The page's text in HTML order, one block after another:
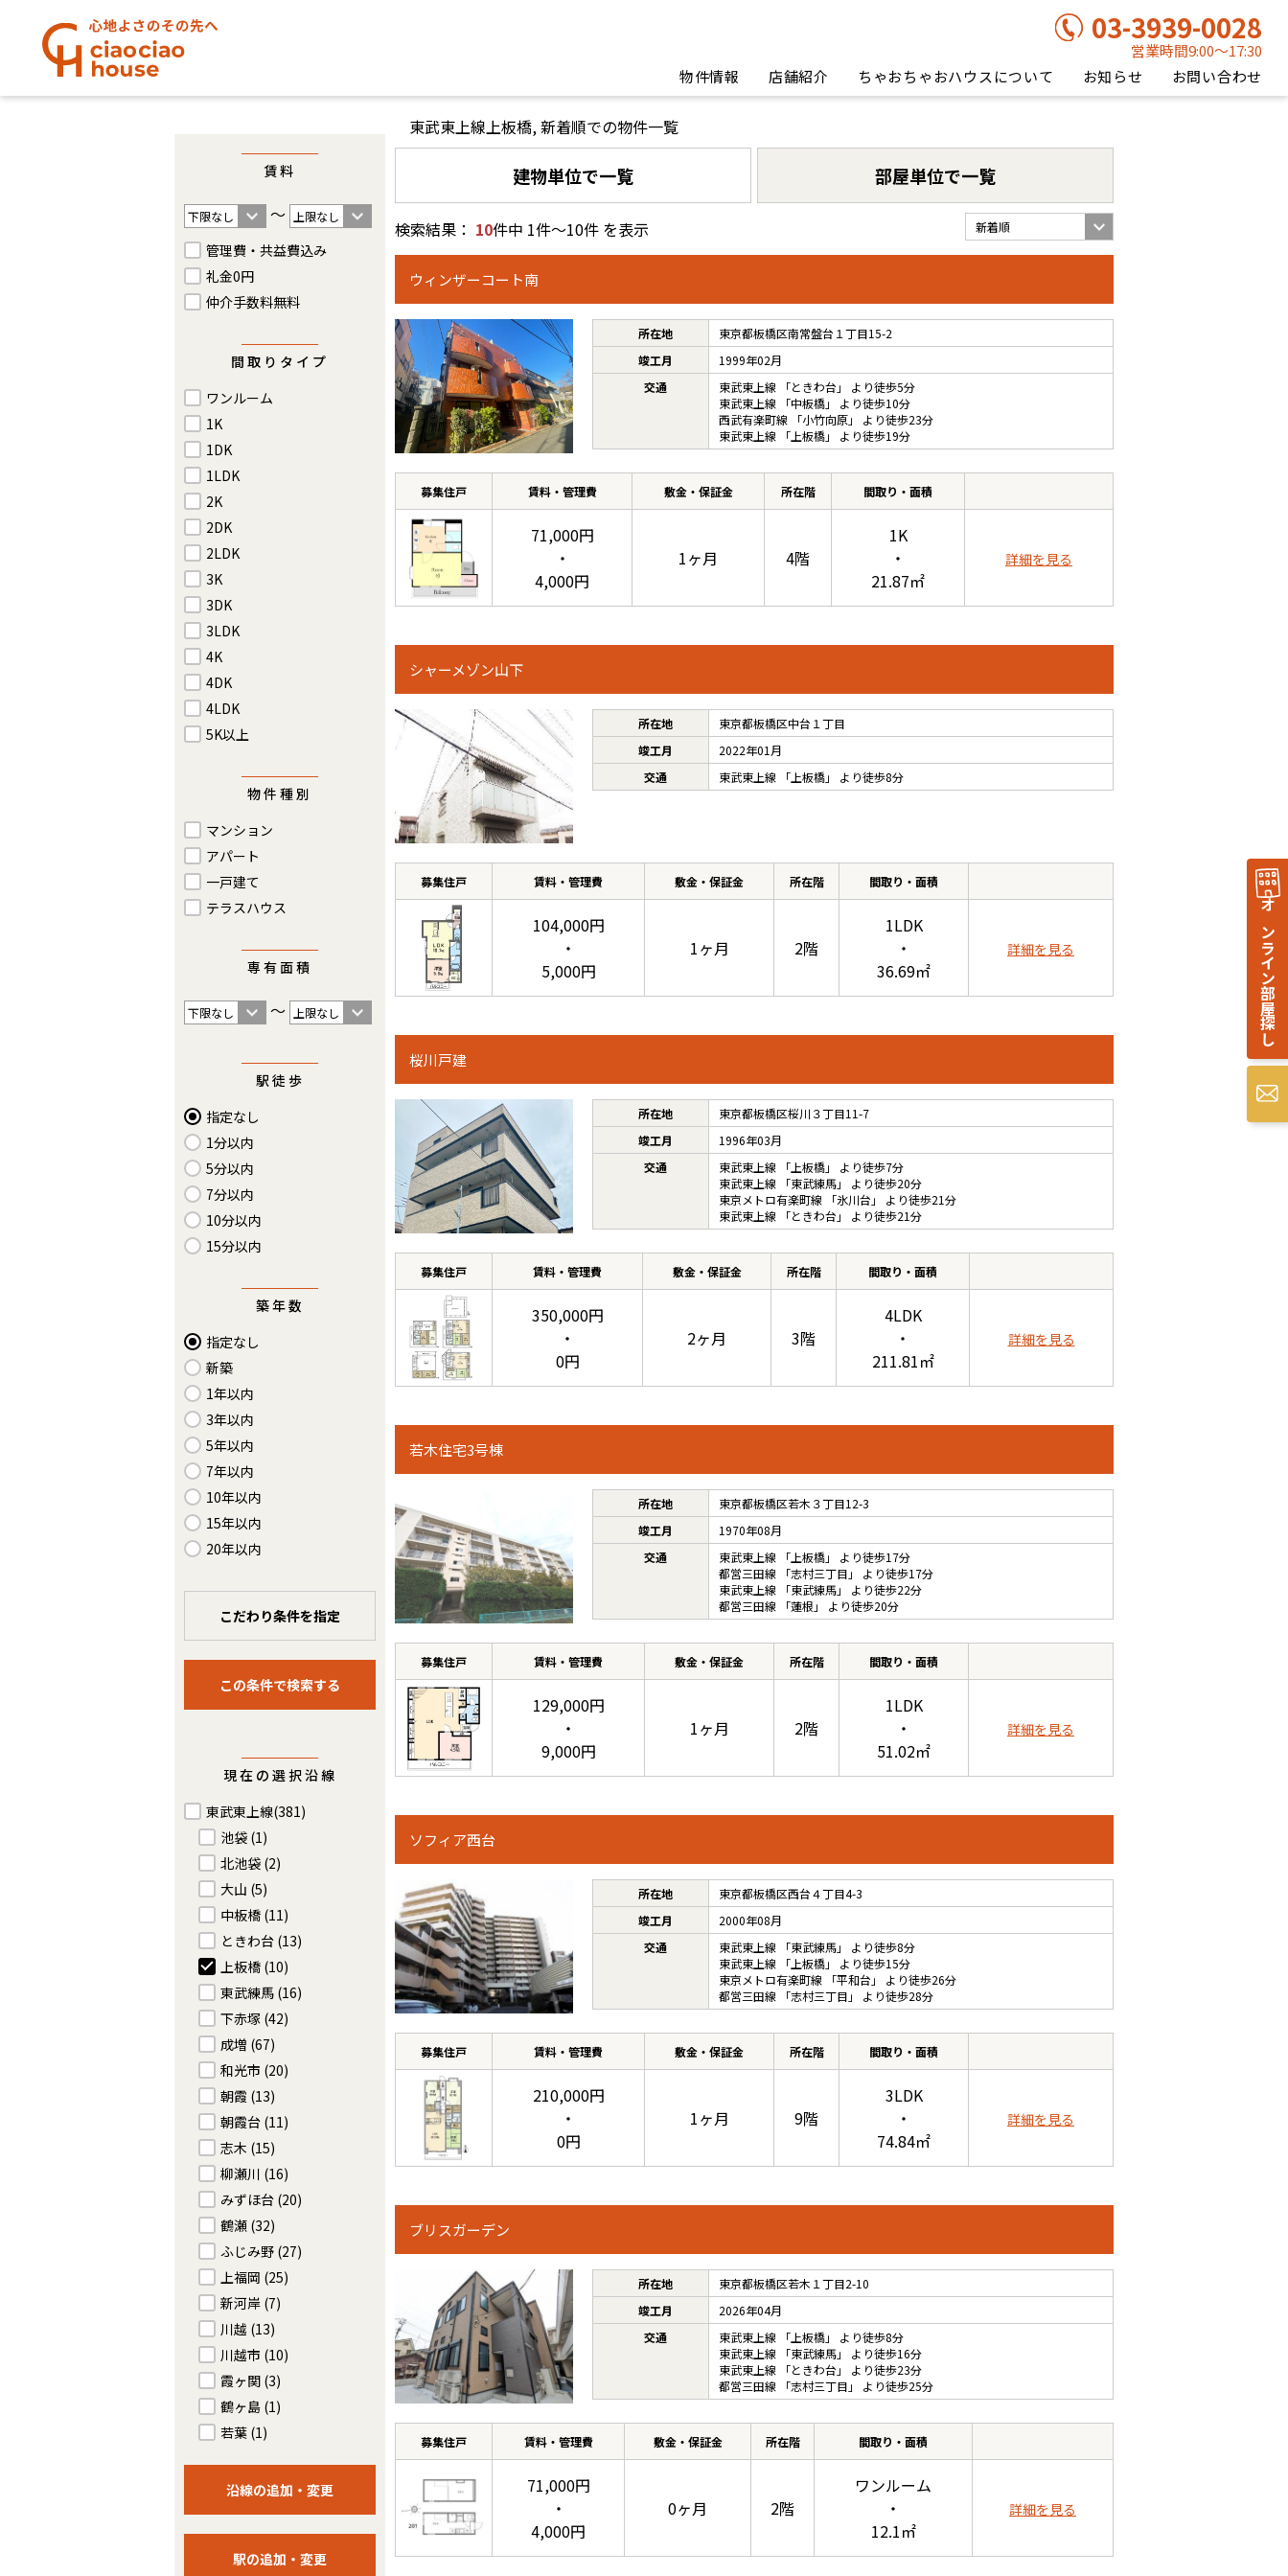
03-3939-0028
営業時間9:00〜17:30
物件情報
店舗紹介 ちゃおちゃおハウスについて お知らせ お問い合わせ
賃料
〜
管理費・共益費込み
礼金0円
仲介手数料無料
間取りタイプ
ワンルーム
1K
1DK
1LDK
2K
2DK
2LDK
3K
3DK
3LDK
4K
4DK
4LDK
5K以上
物件種別
マンション
アパート
一戸建て
テラスハウス
専有面積
〜
駅徒歩
指定なし
1分以内
5分以内
7分以内
10分以内
15分以内
築年数
指定なし
新築
1年以内
3年以内
5年以内
7年以内
10年以内
15年以内
20年以内
こだわり条件を指定
現在の選択沿線
東武東上線(381)
池袋 (1)
北池袋 (2)
大山 (5)
中板橋 (11)
ときわ台 (13)
上板橋 (10)
東武練馬 (16)
下赤塚 (42)
成増 (67)
和光市 (20)
朝霞 (13)
朝霞台 (11)
志木 (15)
柳瀬川 (16)
みずほ台 (20)
鶴瀬 (32)
ふじみ野 (27)
上福岡 (25)
新河岸 (7)
川越 (13)
川越市 (10)
霞ヶ関 (3)
鶴ヶ島 (1)
若葉 (1)
東武東上線上板橋, 新着順での物件一覧
建物単位で一覧 部屋単位で一覧
検索結果： 10件中 1件～10件 を表示
ウィンザーコート南
所在地
東京都板橋区南常盤台１丁目15-2
竣工月
1999年02月
交通
東武東上線 「ときわ台 」 より徒歩5分
東武東上線 「中板橋」 より徒歩10分
西武有楽町線 「小竹向原」 より徒歩23分
東武東上線 「 上板橋」 より徒歩19分
募集住戸 賃料・管理費 敷金・保証金 所在階 間取り・面積
71,000円
・
4,000円
1ヶ月 4階
1K
・
21.87㎡
詳細を見る
シャーメゾン山下
所在地
東京都板橋区中台１丁目
竣工月
2022年01月
交通
東武東上線 「 上板橋」 より徒歩8分
募集住戸 賃料・管理費 敷金・保証金 所在階 間取り・面積
104,000円
・
5,000円
1ヶ月 2階
1LDK
・
36.69㎡
詳細を見る
桜川戸建
所在地
東京都板橋区桜川３丁目11-7
竣工月
1996年03月
交通
東武東上線 「 上板橋」 より徒歩7分
東武東上線 「東武練馬」 より徒歩20分
東京メトロ有楽町線 「氷川台 」 より徒歩21分
東武東上線 「ときわ台 」 より徒歩21分
募集住戸 賃料・管理費 敷金・保証金 所在階 間取り・面積
350,000円
・
0円
2ヶ月 3階
4LDK
・
211.81㎡
詳細を見る
若木住宅3号棟
所在地
東京都板橋区若木３丁目12-3
竣工月
1970年08月
交通
東武東上線 「 上板橋」 より徒歩17分
都営三田線 「志村三丁目 」 より徒歩17分
東武東上線 「東武練馬」 より徒歩22分
都営三田線 「蓮根 」 より徒歩20分
募集住戸 賃料・管理費 敷金・保証金 所在階 間取り・面積
129,000円
・
9,000円
1ヶ月 2階
1LDK
・
51.02㎡
詳細を見る
ソフィア西台
所在地
東京都板橋区西台４丁目4-3
竣工月
2000年08月
交通
東武東上線 「東武練馬」 より徒歩8分
東武東上線 「 上板橋」 より徒歩15分
東京メトロ有楽町線 「平和台 」 より徒歩26分
都営三田線 「志村三丁目 」 より徒歩28分
募集住戸 賃料・管理費 敷金・保証金 所在階 間取り・面積
210,000円
・
0円
1ヶ月 9階
3LDK
・
74.84㎡
詳細を見る
ブリスガーデン
所在地
東京都板橋区若木１丁目2-10
竣工月
2026年04月
交通
東武東上線 「 上板橋」 より徒歩8分
東武東上線 「東武練馬」 より徒歩16分
東武東上線 「ときわ台 」 より徒歩23分
都営三田線 「志村三丁目 」 より徒歩25分
募集住戸 賃料・管理費 敷金・保証金 所在階 間取り・面積
71,000円
・
4,000円
0ヶ月 2階
ワンルーム
・
12.1㎡
詳細を見る
オンライン部屋探し